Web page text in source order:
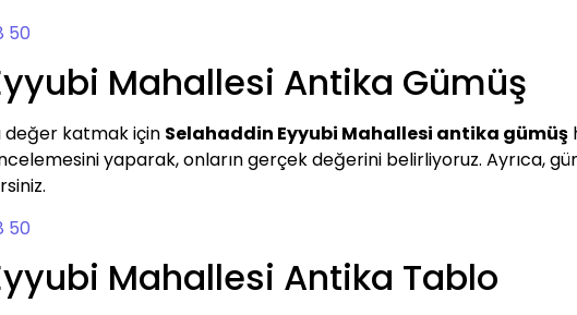
50
Mahallesi Antika Gümüş
değer katmak için Selahaddin Eyyubi Mahallesi antika gümüş
yaparak, onların gerçek değerini belirliyoruz. Ayrıca,
50
Mahallesi Antika Tablo